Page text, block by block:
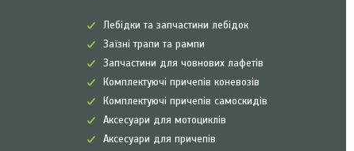
Лебідки та запчастини лебідок
Заїзні трапи та рампи
Запчастини для човнових лафетів
Комплектуючі причепів коневозів
Комплектуючі причепів самоскидів
Аксесуари для мотоциклів
Аксесуари для причепів